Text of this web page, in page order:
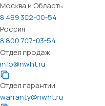
Москва и Область
8 499 302-00-54
Россия
8 800 707-03-54
Отдел продаж
info@nwht.ru
Отдел гарантии
warranty@nwht.ru